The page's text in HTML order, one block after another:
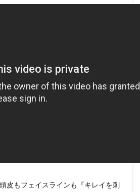
皮もフェイスラインも『キレイを刺